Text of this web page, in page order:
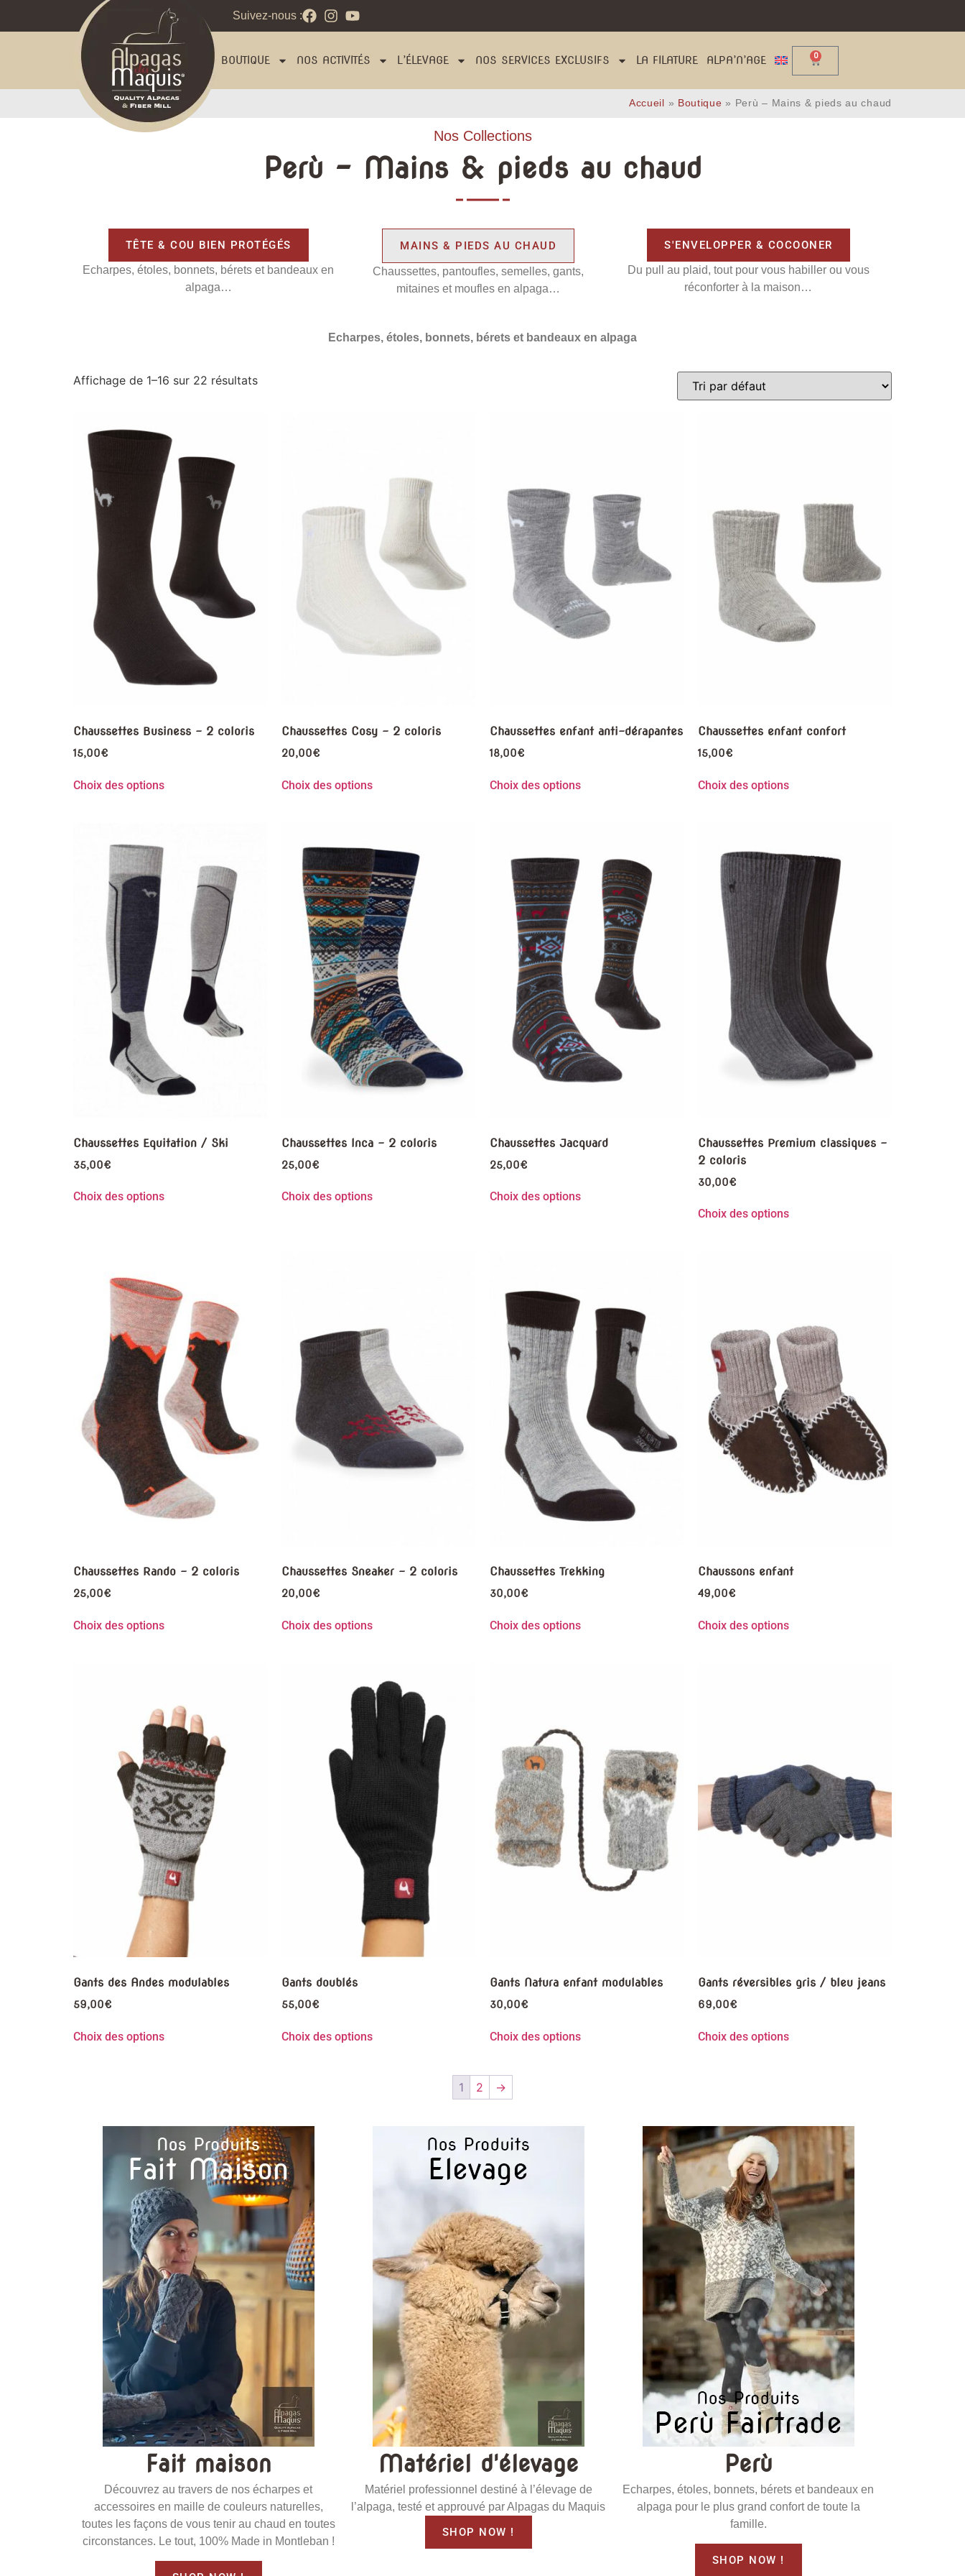
Suivez-nous :
BOUTIQUE NOS ACTIVITÉS L’ÉLEVAGE NOS SERVICES EXCLUSIFS LA FILATURE ALPA’N’AGE 0
Accueil » Boutique » Perù – Mains & pieds au chaud
Nos Collections
Perù - Mains & pieds au chaud
TÊTE & COU BIEN PROTÉGÉS
Echarpes, étoles, bonnets, bérets et bandeaux en
alpaga…
MAINS & PIEDS AU CHAUD
Chaussettes, pantoufles, semelles, gants,
mitaines et moufles en alpaga…
S'ENVELOPPER & COCOONER
Du pull au plaid, tout pour vous habiller ou vous
réconforter à la maison…
Echarpes, étoles, bonnets, bérets et bandeaux en alpaga
Affichage de 1–16 sur 22 résultats
Chaussettes Business – 2 coloris
15,00€
Choix des options
Chaussettes Cosy – 2 coloris
20,00€
Choix des options
Chaussettes enfant anti-dérapantes
18,00€
Choix des options
Chaussettes enfant confort
15,00€
Choix des options
Chaussettes Equitation / Ski
35,00€
Choix des options
Chaussettes Inca – 2 coloris
25,00€
Choix des options
Chaussettes Jacquard
25,00€
Choix des options
Chaussettes Premium classiques –
2 coloris
30,00€
Choix des options
Chaussettes Rando – 2 coloris
25,00€
Choix des options
Chaussettes Sneaker – 2 coloris
20,00€
Choix des options
Chaussettes Trekking
30,00€
Choix des options
Chaussons enfant
49,00€
Choix des options
Gants des Andes modulables
59,00€
Choix des options
Gants doublés
55,00€
Choix des options
Gants Natura enfant modulables
30,00€
Choix des options
Gants réversibles gris / bleu jeans
69,00€
Choix des options
1 2 →
Fait maison
Découvrez au travers de nos écharpes et
accessoires en maille de couleurs naturelles,
toutes les façons de vous tenir au chaud en toutes
circonstances. Le tout, 100% Made in Montleban !
Matériel d'élevage
Matériel professionnel destiné à l’élevage de
l’alpaga, testé et approuvé par Alpagas du Maquis
SHOP NOW !
Perù
Echarpes, étoles, bonnets, bérets et bandeaux en
alpaga pour le plus grand confort de toute la
famille.
SHOP NOW !